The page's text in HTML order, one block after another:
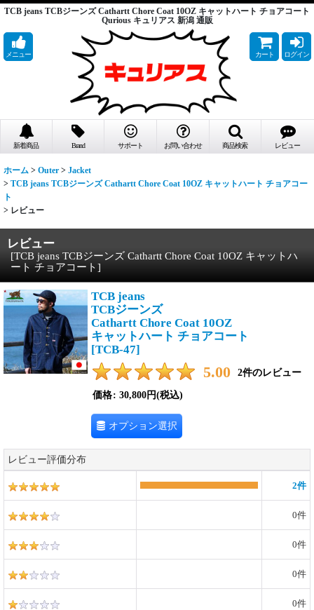
TCB jeans TCBジーンズ Cathartt Chore Coat 10OZ キャットハート チョアコート
Qurious キュリアス 新潟 通販
メニュー カート ログイン
新着商品 Brand サポート お問い合わせ 商品検索 レビュー
ホーム > Outer > Jacket
> TCB jeans TCBジーンズ Cathartt Chore Coat 10OZ キャットハート チョアコー
ト
> レビュー
レビュー
[TCB jeans TCBジーンズ Cathartt Chore Coat 10OZ キャットハ
ート チョアコート]
TCB jeans
TCBジーンズ
Cathartt Chore Coat 10OZ
キャットハート チョアコート
[TCB-47]
5.00 2件のレビュー
価格: 30,800円(税込)
オプション選択
レビュー評価分布
2件
0件
0件
0件
0件